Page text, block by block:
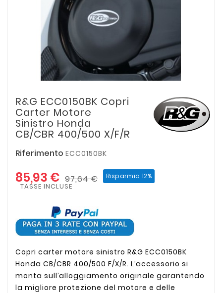
R&G ECC0150BK Copri
Carter Motore
Sinistro Honda
CB/CBR 400/500 X/F/R
Riferimento ECC0150BK
85,93 € 97,64 € Risparmia 12%
TASSE INCLUSE
Copri carter motore sinistro R&G ECC0150BK
Honda CB/CBR 400/500 F/X/R. L’accessorio si
monta sull’alloggiamento originale garantendo
la migliore protezione del motore e delle